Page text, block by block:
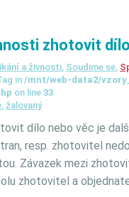
zhotovit dílo
a živnosti, Soudime se,
in/mnt/web-data2/
on line 33
, žalovaný
dílo nebo věc je
resp. zhotovitel
Závazek mezi
zhotovitel a